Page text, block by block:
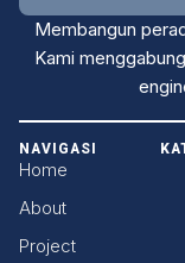
Membangun
Kami
NAVIGASI
Home
About
Project